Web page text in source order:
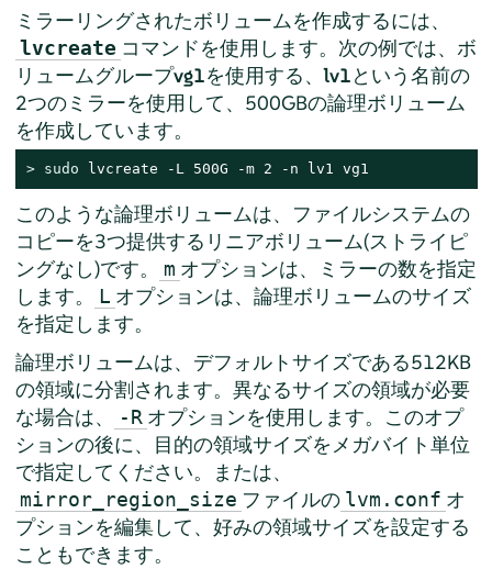
ミラーリングされたボリュームを作成するには、
lvcreate コマンドを使用します。次の例では、ボ
リュームグループvg1を使用する、lv1という名前の
2つのミラーを使用して、500GBの論理ボリューム
を作成しています。
> sudo lvcreate -L 500G -m 2 -n lv1 vg1
このような論理ボリュームは、ファイルシステムの
コピーを3つ提供するリニアボリューム(ストライピ
ングなし)です。
m オプションは、ミラーの数を指定
します。
L オプションは、論理ボリュームのサイズ
を指定します。
論理ボリュームは、デフォルトサイズである512KB
の領域に分割されます。異なるサイズの領域が必要
な場合は、
-R オプションを使用します。このオプ
ションの後に、目的の領域サイズをメガバイト単位
で指定してください。または、
mirror_region_size ファイルの lvm.conf オ
プションを編集して、好みの領域サイズを設定する
こともできます。